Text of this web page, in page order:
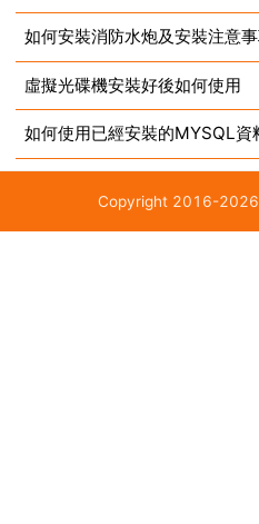
如何安裝消防水炮及安裝注意
虛擬光碟機安裝好後如何使用
如何使用已經安裝的MYSQL資
Copyright 2016-2026